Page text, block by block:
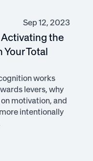
Sep 12, 2023
the
Total
works
levers, why
motivation, and
intentionally